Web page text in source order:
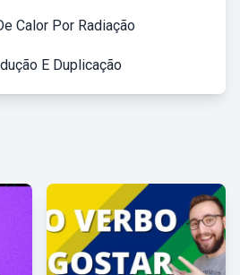
Calor Por Radiação
E Duplicação